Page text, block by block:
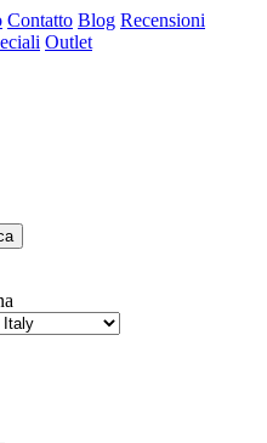
Contatto Blog Recensioni
Outlet